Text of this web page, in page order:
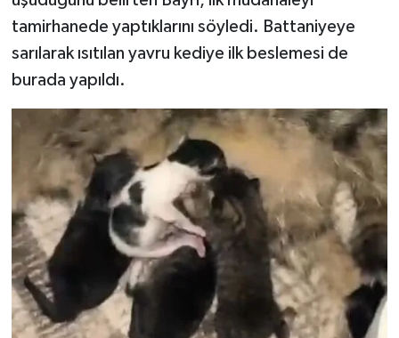
tamirhanede yaptıklarını söyledi. Battaniyeye
sarılarak ısıtılan yavru kediye ilk beslemesi de
burada yapıldı.